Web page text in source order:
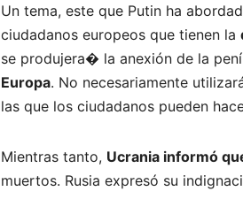
Un tema, este que Putin ha
ciudadanos europeos que tienen la
se produjera� la anexión de la
Europa. No necesariamente
las que los ciudadanos pueden
Mientras tanto, Ucrania informó
muertos. Rusia expresó su